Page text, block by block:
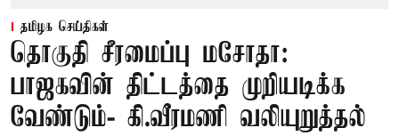
தமிழக செய்திகள்
தொகுதி சீரமைப்பு மசோதா:
பாஜகவின் திட்டத்தை முறியடிக்க
வேண்டும்- கி.வீரமணி வலியுறுத்தல்